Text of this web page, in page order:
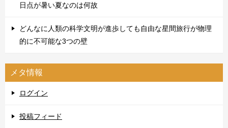
日点が暑い夏なのは何故
どんなに人類の科学文明が進歩しても自由な星間旅行が物理
的に不可能な3つの壁
メタ情報
ログイン
投稿フィード